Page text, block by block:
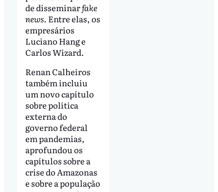
de disseminarfake
news. Entre elas, os
empresários
Luciano Hang e
Carlos Wizard.
Renan Calheiros
também incluiu
um novo capítulo
sobre política
externa do
governo federal
em pandemias,
aprofundou os
capítulos sobre a
crise do Amazonas
e sobre a população